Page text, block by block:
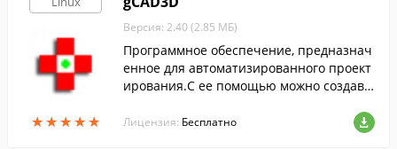
★★★★★
★★★★★
Версия: 2.40 (2.85 МБ)
Программное обеспечение, предназнач
енное для автоматизированного проект
ирования.С ее помощью можно создава
сложности.
Лицензия: Бесплатно